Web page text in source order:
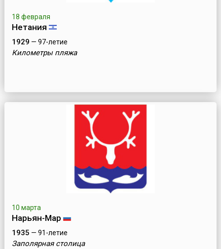
18 февраля
Нетания
1929 — 97-летие
Километры пляжа
10 марта
Нарьян-Мар
1935 — 91-летие
Заполярная столица